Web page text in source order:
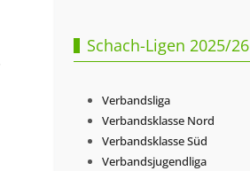
Schach-Ligen 2025/26
Verbandsliga
Verbandsklasse Nord
Verbandsklasse Süd
Verbandsjugendliga